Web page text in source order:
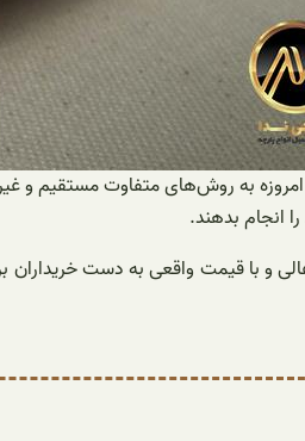
امروزه به روش‌های متفاوت مستقیم
انجام بدهند.
و با قیمت واقعی به دست